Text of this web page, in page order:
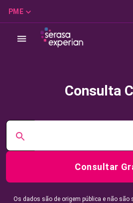
PME
Consulta
Consultar
Os dados são de origem pública e não